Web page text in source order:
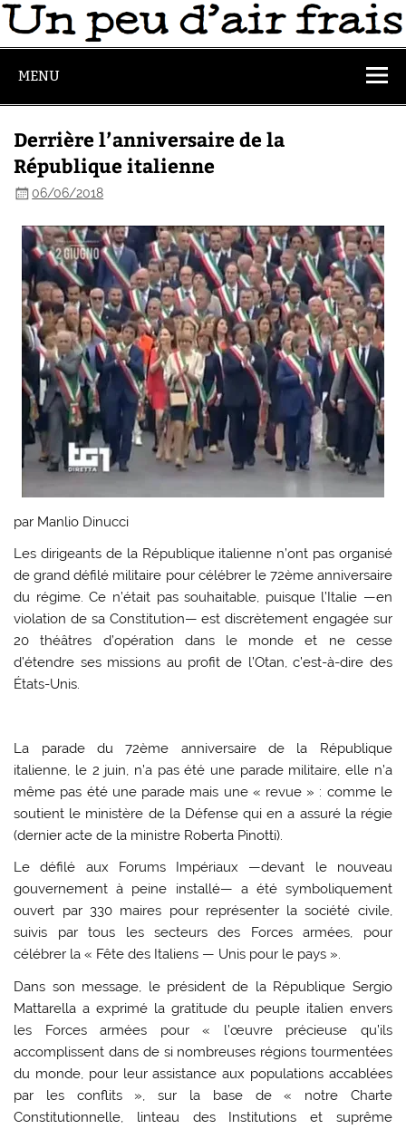
MENU
Derrière l’anniversaire de la
République italienne
06/06/2018
par Manlio Dinucci
Les dirigeants de la République italienne n’ont pas organisé
de grand défilé militaire pour célébrer le 72ème anniversaire
du régime. Ce n’était pas souhaitable, puisque l’Italie —en
violation de sa Constitution— est discrètement engagée sur
20 théâtres d’opération dans le monde et ne cesse
d’étendre ses missions au profit de l’Otan, c’est-à-dire des
États-Unis.
La parade du 72ème anniversaire de la République
italienne, le 2 juin, n’a pas été une parade militaire, elle n’a
même pas été une parade mais une « revue » : comme le
soutient le ministère de la Défense qui en a assuré la régie
(dernier acte de la ministre Roberta Pinotti).
Le défilé aux Forums Impériaux —devant le nouveau
gouvernement à peine installé— a été symboliquement
ouvert par 330 maires pour représenter la société civile,
suivis par tous les secteurs des Forces armées, pour
célébrer la « Fête des Italiens — Unis pour le pays ».
Dans son message, le président de la République Sergio
Mattarella a exprimé la gratitude du peuple italien envers
les Forces armées pour « l’œuvre précieuse qu’ils
accomplissent dans de si nombreuses régions tourmentées
du monde, pour leur assistance aux populations accablées
par les conflits », sur la base de « notre Charte
Constitutionnelle, linteau des Institutions et suprême